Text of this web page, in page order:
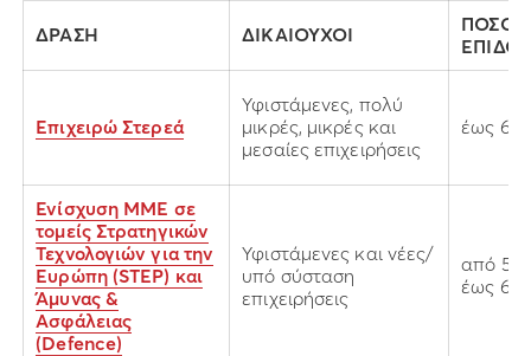
ΔΡΑΣΗ ΔΙΚΑΙΟΥΧΟΙ
Επιχειρώ Στερεά
Υφιστάμενες, πολύ
μικρές, μικρές και
μεσαίες επιχειρήσεις
έως
Ενίσχυση ΜΜΕ σε
τομείς Στρατηγικών
Τεχνολογιών για την
Ευρώπη (STEP) και
Άμυνας &
Ασφάλειας
(Defence)
Υφιστάμενες και νέες/
υπό σύσταση
επιχειρήσεις
από
έως